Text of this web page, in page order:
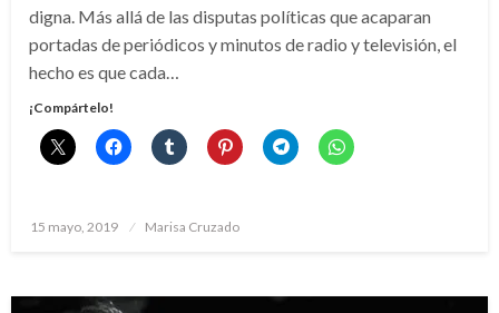
digna. Más allá de las disputas políticas que acaparan
portadas de periódicos y minutos de radio y televisión, el
hecho es que cada…
¡Compártelo!
Publicado
15 mayo, 2019 Marisa Cruzado